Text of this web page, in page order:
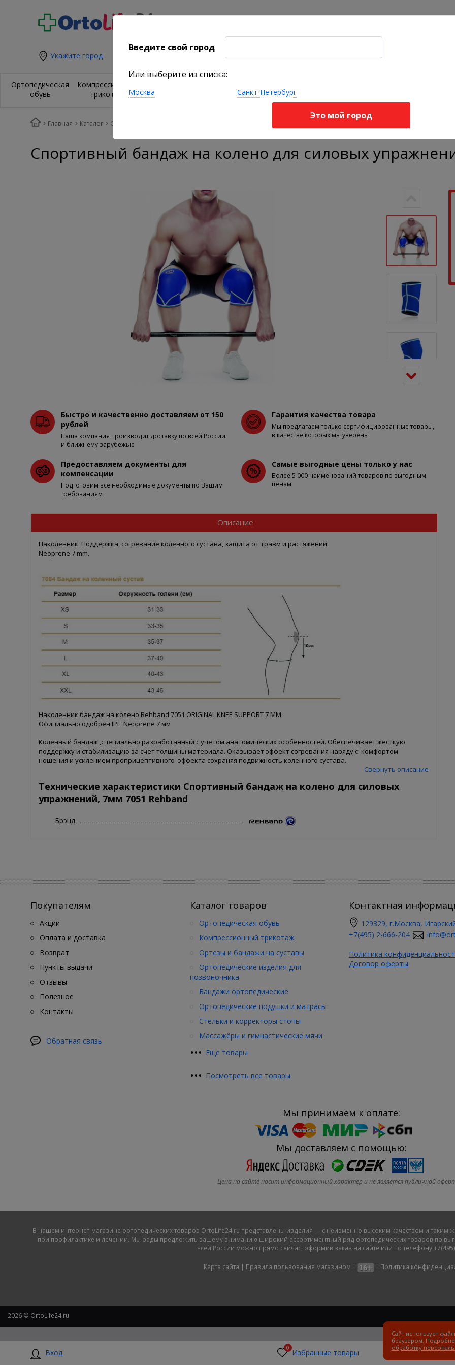
Вход 0 Избранные товары
Укажите город
Ортопедическая
обувь
Компрессионный
трикотаж
Ортезы и
бандажи на
Ортопедические
изделия для
позвоночника
ортопедические
Главная Каталог Спортивные компрессионные бандажи
Спортивный бандаж на колено для силовых
Быстро и качественно доставляем от 150
рублей
Наша компания производит доставку по всей России
и ближнему зарубежью
Гарантия качества товара
Мы предлагаем только сертифицированные товары,
в качестве которых мы уверены
Предоставляем документы для
компенсации
Подготовим все необходимые документы по Вашим
требованиям
Самые выгодные цены только у нас
Более 5 000 наименований товаров по выгодным
ценам
Описание
Наколенник. Поддержка, согревание коленного сустава, защита от травм и растяжений.
Neoprene 7 mm.
Наколенник бандаж на колено Rehband 7051 ORIGINAL KNEE SUPPORT 7 MM
Официально одобрен IPF. Neoprene 7 мм
Коленный бандаж ,специально разработанный с учетом анатомических особенностей. Обеспечивает жесткую
поддержку и стабилизацию за счет толщины материала. Оказывает эффект согревания наряду с комфортом
ношения и усилением проприцептивного эффекта сохраняя подвижность коленного сустава.
Свернуть описание
Технические характеристики Спортивный бандаж на колено для силовых
упражнений, 7мм 7051 Rehband
Брэнд
Покупателям
Акции
Оплата и доставка
Возврат
Пункты выдачи
Отзывы
Полезное
Контакты
Обратная связь
Каталог товаров
••• Еще товары
Ортопедическая обувь
Компрессионный трикотаж
Ортезы и бандажи на суставы
Ортопедические изделия для
позвоночника
Бандажи ортопедические
Ортопедические подушки и матрасы
Стельки и корректоры стопы
Массажёры и гимнастические мячи
••• Посмотреть все товары
Контактная
129329, г.Москва,
+7(495) 2-666-204
Политика
Договор оферты
Мы принимаем к оплате:
Мы доставляем с помощью:
Цена на сайте носит информационный характер и не является публичной
В нашем интернет-магазине ортопедических товаров OrtoLife24.ru представлены изделия — с неизменно высоким качеством и таким
при профилактике и лечении. Мы рады предложить вашему вниманию широкий ассортиментный ряд ортопедических товаров по
всей России можно прямо сейчас, оформив заказ на сайте или по телефону
Карта сайта | Правила пользования магазином | | Политика
2026 © OrtoLife24.ru
Введите свой город
Или выберите из списка:
Москва Санкт-Петербург
Это мой город
Сайт использует
браузером.
обработку